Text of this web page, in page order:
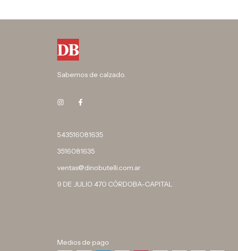
Sabemos de calzado.
543516081635
3516081635
ventas@dinobutelli.com.ar
9 DE JULIO 470 CÓRDOBA-CAPITAL
Medios de pago